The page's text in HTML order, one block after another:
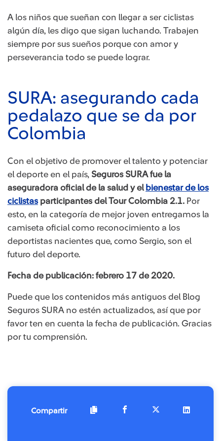
A los niños que sueñan con llegar a ser ciclistas
algún día, les digo que sigan luchando. Trabajen
siempre por sus sueños porque con amor y
perseverancia todo se puede lograr.
SURA: asegurando cada
pedalazo que se da por
Colombia
​Con el objetivo de promover el talento y potenciar
el deporte en el país, Seguros SURA fue la
aseguradora oficial de la salud y el bienestar de los
ciclistas​participantes del Tour Colombia 2.1. Por
esto, en la categoría de mejor joven entregamos la
camiseta oficial como reconocimiento a los
deportistas nacientes que, como Sergio, son el
futuro del deporte.​​
Fecha de publicación: febrero 17 de 2020.
Puede que los contenidos más antiguos del Blog
Seguros SURA no estén actualizados, así que por
favor ten en cuenta la fecha de publicación. Gracias
por tu comprensión.
Compartir